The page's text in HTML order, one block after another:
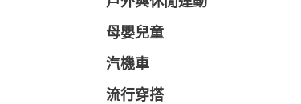
母嬰兒童
汽機車
流行穿搭